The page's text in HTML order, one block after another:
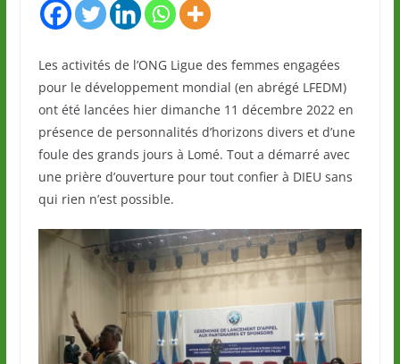
Les activités de l’ONG Ligue des femmes engagées
pour le développement mondial (en abrégé LFEDM)
ont été lancées hier dimanche 11 décembre 2022 en
présence de personnalités d’horizons divers et d’une
foule des grands jours à Lomé. Tout a démarré avec
une prière d’ouverture pour tout confier à DIEU sans
qui rien n’est possible.